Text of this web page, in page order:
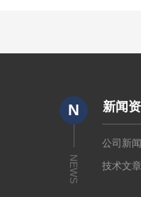
N
NEWS
新闻
公司新
技术文